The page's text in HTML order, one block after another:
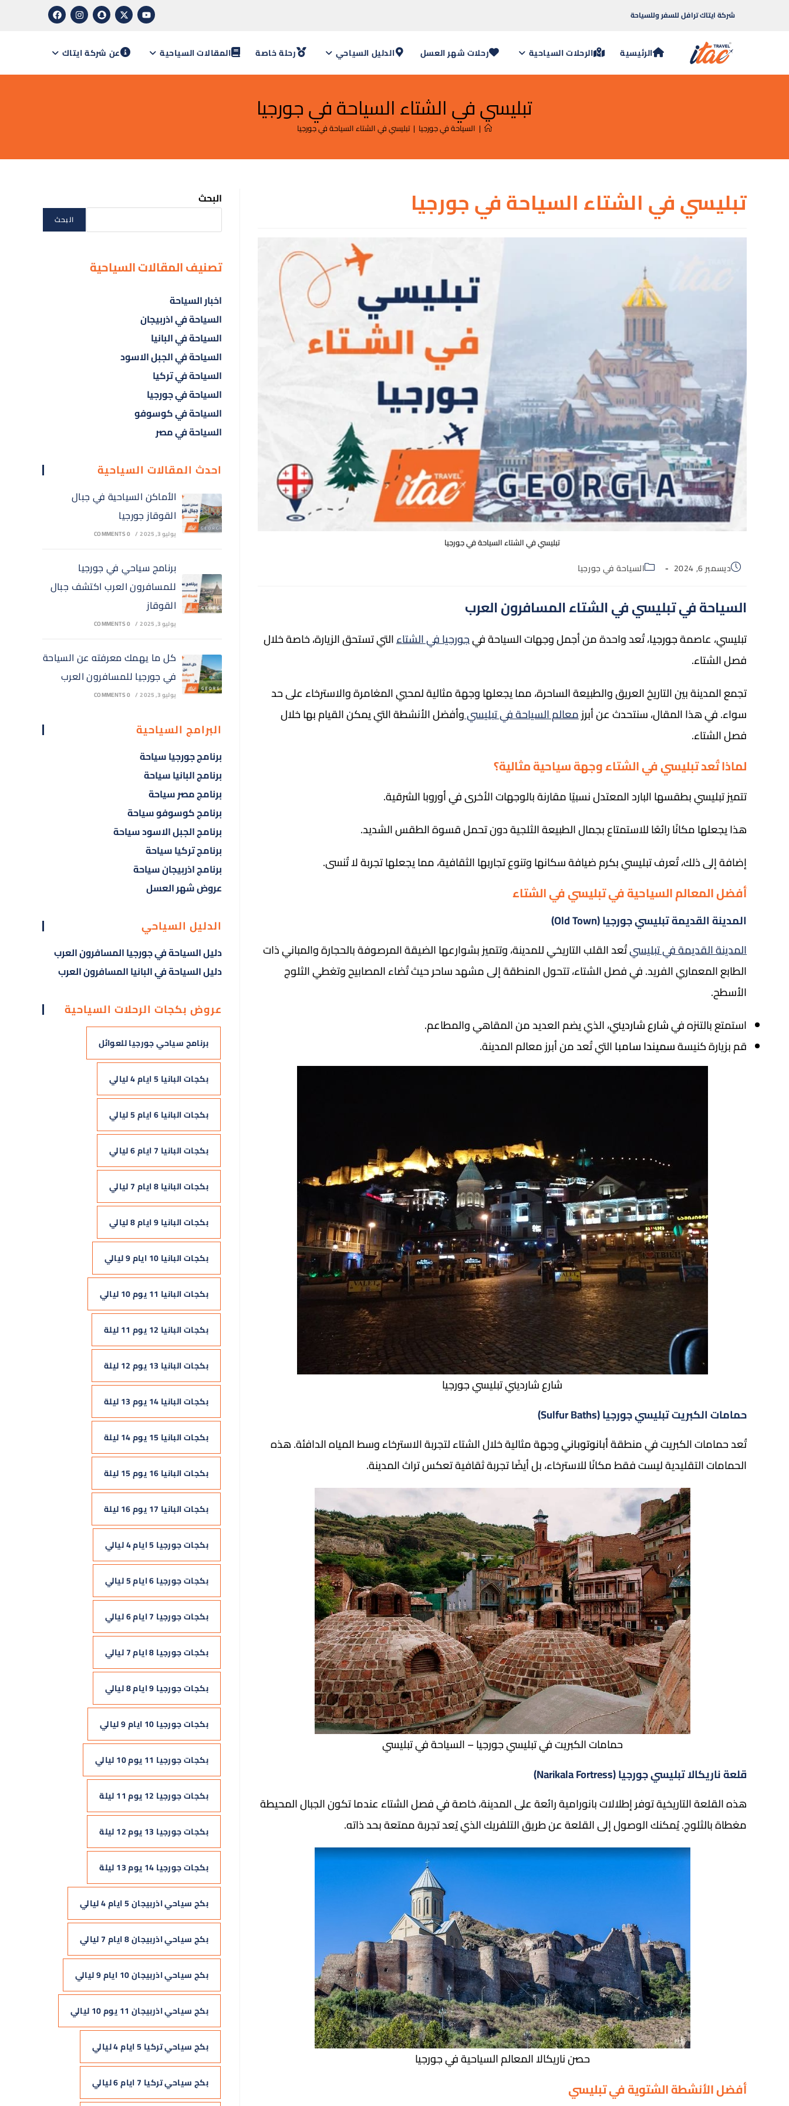
شركة ايتاك ترافل للسفر وللسياحة
عن شركة ايتاك المقالات السياحية رحلة خاصة الدليل السياحي رحلات شهر العسل الرحلات السياحية الرئيسية
تبليسي في الشتاء السياحة في جورجيا
| السياحة في جورجيا | تبليسي في الشتاء السياحة في جورجيا
تبليسي في الشتاء السياحة في جورجيا
تبليسي في الشتاء السياحة في جورجيا
ديسمبر 6, 2024 السياحة في جورجيا
السياحة في تبليسي في الشتاء المسافرون العرب
تبليسي، عاصمةجورجيا، تُعد واحدة من أجمل وجهات السياحة فيجورجيا في الشتاءالتي تستحق الزيارة، خاصة خلال
فصل الشتاء.
تجمع المدينة بين التاريخ العريق والطبيعة الساحرة، مما يجعلها وجهة مثالية لمحبي المغامرة والاسترخاء على حد
سواء. في هذا المقال، سنتحدث عن أبرزمعالم السياحة في تبليسيوأفضل الأنشطة التي يمكن القيام بها خلال
فصل الشتاء.
لماذا تُعد تبليسي في الشتاء وجهة سياحية مثالية؟
تتميز تبليسي بطقسها البارد المعتدل نسبيًا مقارنة بالوجهات الأخرى في أوروبا الشرقية.
هذا يجعلها مكانًا رائعًا للاستمتاع بجمال الطبيعة الثلجية دون تحمل قسوة الطقس الشديد.
إضافة إلى ذلك، تُعرف تبليسي بكرم ضيافة سكانها وتنوع تجاربها الثقافية، مما يجعلها تجربة لا تُنسى.
أفضل المعالم السياحية في تبليسي في الشتاء
المدينة القديمة تبليسي جورجيا (Old Town)
المدينة القديمة في تبليسيتُعد القلب التاريخي للمدينة، وتتميز بشوارعها الضيقة المرصوفة بالحجارة والمباني ذات
الطابع المعماري الفريد. في فصل الشتاء، تتحول المنطقة إلى مشهد ساحر حيث تُضاء المصابيح وتغطي الثلوج
الأسطح.
استمتع بالتنزه فيشارع شارديني، الذي يضم العديد من المقاهي والمطاعم.
قم بزيارة كنيسةسميندا سامباالتي تُعد من أبرز معالم المدينة.
شارع شارديني تبليسي جورجيا
حمامات الكبريت تبليسي جورجيا (Sulfur Baths)
تُعد حمامات الكبريت في منطقةأبانوتوبانيوجهة مثالية خلال الشتاء لتجربة الاسترخاء وسط المياه الدافئة. هذه
الحمامات التقليدية ليست فقط مكانًا للاسترخاء، بل أيضًا تجربة ثقافية تعكس تراث المدينة.
حمامات الكبريت في تبليسي جورجيا – السياحة في تبليسي
قلعة ناريكالا تبليسي جورجيا (Narikala Fortress)
هذه القلعة التاريخية توفر إطلالات بانورامية رائعة على المدينة، خاصة في فصل الشتاء عندما تكون الجبال المحيطة
مغطاة بالثلوج. يُمكنك الوصول إلى القلعة عن طريق التلفريك الذي يُعد تجربة ممتعة بحد ذاته.
حصن ناريكالا المعالم السياحية في جورجيا
أفضل الأنشطة الشتوية في تبليسي
البحث
البحث
تصنيف المقالات السياحية
اخبار السياحة
السياحة في اذربيجان
السياحة في البانيا
السياحة في الجبل الاسود
السياحة في تركيا
السياحة في جورجيا
السياحة في كوسوفو
السياحة في مصر
احدث المقالات السياحية
الأماكن السياحية في جبال
القوقاز جورجيا
يوليو 3, 2025 /
0 COMMENTS
برنامج سياحي في جورجيا
للمسافرون العرب اكتشف جبال
القوقاز
يوليو 3, 2025 /
0 COMMENTS
كل ما يهمك معرفته عن السياحة
في جورجيا للمسافرون العرب
يوليو 3, 2025 /
0 COMMENTS
البرامج السياحية
برنامج جورجيا سياحة
برنامج البانيا سياحة
برنامج مصر سياحة
برنامج كوسوفو سياحة
برنامج الجبل الاسود سياحة
برنامج تركيا سياحة
برنامج اذربيجان سياحة
عروض شهر العسل
الدليل السياحي
دليل السياحة في جورجيا المسافرون العرب
دليل السياحة في البانيا المسافرون العرب
عروض بكجات الرحلات السياحية
برنامج سياحي جورجيا للعوائل
بكجات البانيا 5 ايام 4 ليالي
بكجات البانيا 6 ايام 5 ليالي
بكجات البانيا 7 ايام 6 ليالي
بكجات البانيا 8 ايام 7 ليالي
بكجات البانيا 9 ايام 8 ليالي
بكجات البانيا 10 ايام 9 ليالي
بكجات البانيا 11 يوم 10 ليالي
بكجات البانيا 12 يوم 11 ليلة
بكجات البانيا 13 يوم 12 ليلة
بكجات البانيا 14 يوم 13 ليلة
بكجات البانيا 15 يوم 14 ليلة
بكجات البانيا 16 يوم 15 ليلة
بكجات البانيا 17 يوم 16 ليلة
بكجات جورجيا 5 ايام 4 ليالي
بكجات جورجيا 6 ايام 5 ليالي
بكجات جورجيا 7 ايام 6 ليالي
بكجات جورجيا 8 ايام 7 ليالي
بكجات جورجيا 9 ايام 8 ليالي
بكجات جورجيا 10 ايام 9 ليالي
بكجات جورجيا 11 يوم 10 ليالي
بكجات جورجيا 12 يوم 11 ليلة
بكجات جورجيا 13 يوم 12 ليلة
بكجات جورجيا 14 يوم 13 ليلة
بكج سياحي اذربيجان 5 ايام 4 ليالي
بكج سياحي اذربيجان 8 ايام 7 ليالي
بكج سياحي اذربيجان 10 ايام 9 ليالي
بكج سياحي اذربيجان 11 يوم 10 ليالي
بكج سياحي تركيا 5 ايام 4 ليالي
بكج سياحي تركيا 7 ايام 6 ليالي